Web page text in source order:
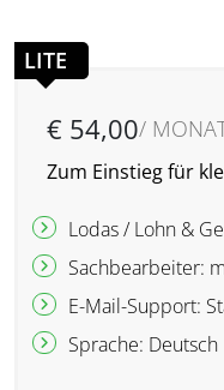
LITE
€ 54,00/
Zum Einstieg für
Lodas / Lohn &
Sachbearbeiter:
E-Mail-Support:
Sprache: Deutsch